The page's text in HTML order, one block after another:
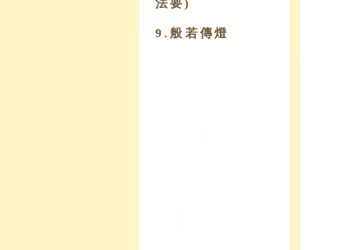
法要)
9.​般若傳燈